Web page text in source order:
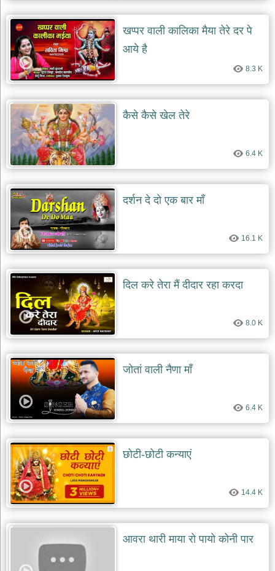
खप्पर वाली कालिका मैया तेरे दर पे
आये है
8.3 K
कैसे कैसे खेल तेरे
6.4 K
दर्शन दे दो एक बार माँ
16.1 K
दिल करे तेरा मैं दीदार रहा करदा
8.0 K
जोतां वाली नैणा माँ
6.4 K
छोटी-छोटी कन्याएं
14.4 K
आवरा थारी माया रो पायो कोनी पार